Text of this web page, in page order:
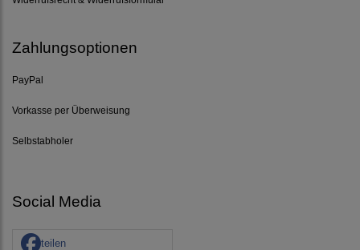
Zahlungsoptionen
PayPal
Vorkasse per Überweisung
Selbstabholer
Social Media
teilen